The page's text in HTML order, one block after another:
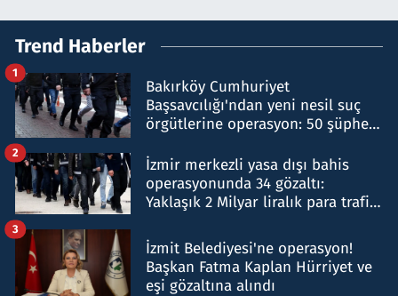
Trend Haberler
Bakırköy Cumhuriyet
Başsavcılığı'ndan yeni nesil suç
örgütlerine operasyon: 50 şüpheli
1
İzmir merkezli yasa dışı bahis
operasyonunda 34 gözaltı:
Yaklaşık 2 Milyar liralık para trafiği
2
İzmit Belediyesi'ne operasyon!
Başkan Fatma Kaplan Hürriyet ve
eşi gözaltına alındı
3